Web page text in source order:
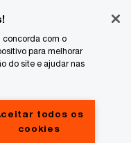
não poderão as
título for, perante
no exercício das
concorda com o
para melhorar
do site e ajudar nas
todos os
cookies